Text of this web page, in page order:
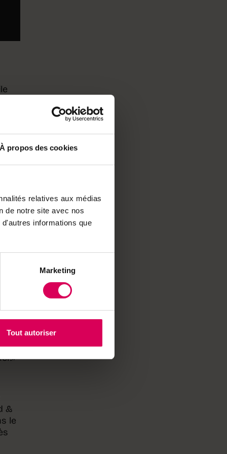
À propos des cookies
relatives aux médias
de notre site avec nos
informations que
Marketing
Tout autoriser
&
le